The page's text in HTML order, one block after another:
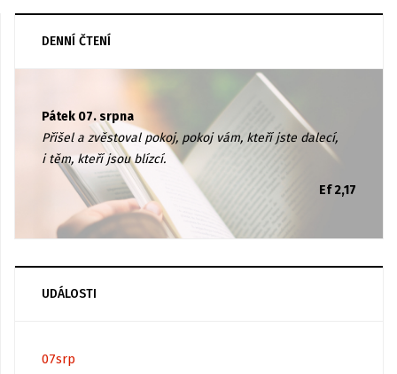
DENNÍ ČTENÍ
Pátek 07. srpna
Přišel a zvěstoval pokoj, pokoj vám, kteří jste dalecí,
i těm, kteří jsou blízcí.
Ef 2,17
UDÁLOSTI
07srp